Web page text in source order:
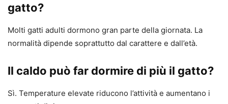
gatto?
Molti gatti adulti dormono gran parte della giornata. La
normalità dipende soprattutto dal carattere e dall’età.
Il caldo può far dormire di più il gatto?
Sì. Temperature elevate riducono l’attività e aumentano i